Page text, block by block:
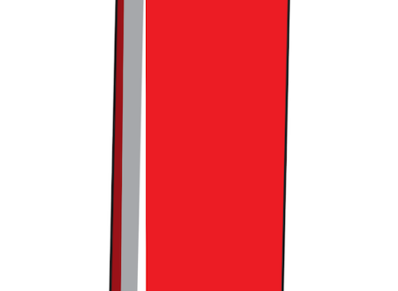
댓글을 불러오는 중...
맞춤 채용 정보
함께 보면 좋은 관련 콘텐츠